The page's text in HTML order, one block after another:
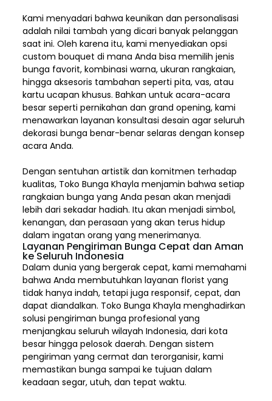
Kami menyadari bahwa keunikan dan personalisasi
adalah nilai tambah yang dicari banyak pelanggan
saat ini. Oleh karena itu, kami menyediakan opsi
custom bouquet di mana Anda bisa memilih jenis
bunga favorit, kombinasi warna, ukuran rangkaian,
hingga aksesoris tambahan seperti pita, vas, atau
kartu ucapan khusus. Bahkan untuk acara-acara
besar seperti pernikahan dan grand opening, kami
menawarkan layanan konsultasi desain agar seluruh
dekorasi bunga benar-benar selaras dengan konsep
acara Anda.
Dengan sentuhan artistik dan komitmen terhadap
kualitas, Toko Bunga Khayla menjamin bahwa setiap
rangkaian bunga yang Anda pesan akan menjadi
lebih dari sekadar hadiah. Itu akan menjadi simbol,
kenangan, dan perasaan yang akan terus hidup
dalam ingatan orang yang menerimanya.
Layanan Pengiriman Bunga Cepat dan Aman
ke Seluruh Indonesia
Dalam dunia yang bergerak cepat, kami memahami
bahwa Anda membutuhkan layanan florist yang
tidak hanya indah, tetapi juga responsif, cepat, dan
dapat diandalkan. Toko Bunga Khayla menghadirkan
solusi pengiriman bunga profesional yang
menjangkau seluruh wilayah Indonesia,dari kota
besar hingga pelosok daerah. Dengan sistem
pengiriman yang cermat dan terorganisir, kami
memastikan bunga sampai ke tujuan dalam
keadaan segar, utuh, dan tepat waktu.